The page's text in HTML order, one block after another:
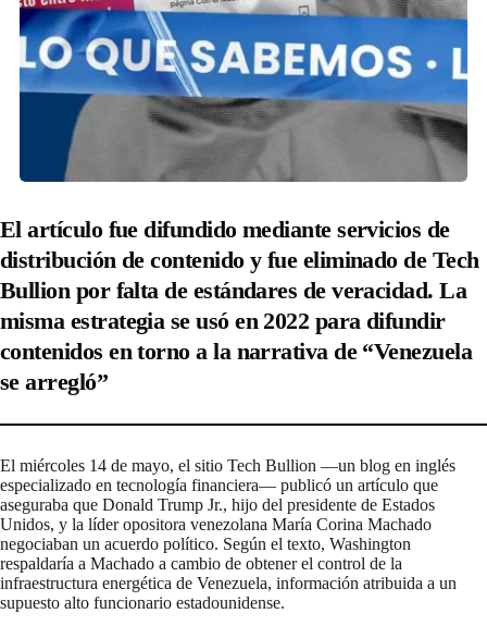
El artículo fue difundido mediante servicios de
distribución de contenido y fue eliminado de Tech
Bullion por falta de estándares de veracidad. La
misma estrategia se usó en 2022 para difundir
contenidos en torno a la narrativa de “Venezuela
se arregló”
El miércoles 14 de mayo, el sitio Tech Bullion —un blog en inglés
especializado en tecnología financiera— publicó un artículo que
aseguraba que Donald Trump Jr., hijo del presidente de Estados
Unidos, y la líder opositora venezolana María Corina Machado
negociaban un acuerdo político. Según el texto, Washington
respaldaría a Machado a cambio de obtener el control de la
infraestructura energética de Venezuela, información atribuida a un
supuesto alto funcionario estadounidense.